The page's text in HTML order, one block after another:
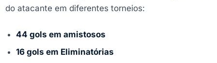
do atacante em diferentes torneios:
44 gols em amistosos
16 gols em Eliminatórias